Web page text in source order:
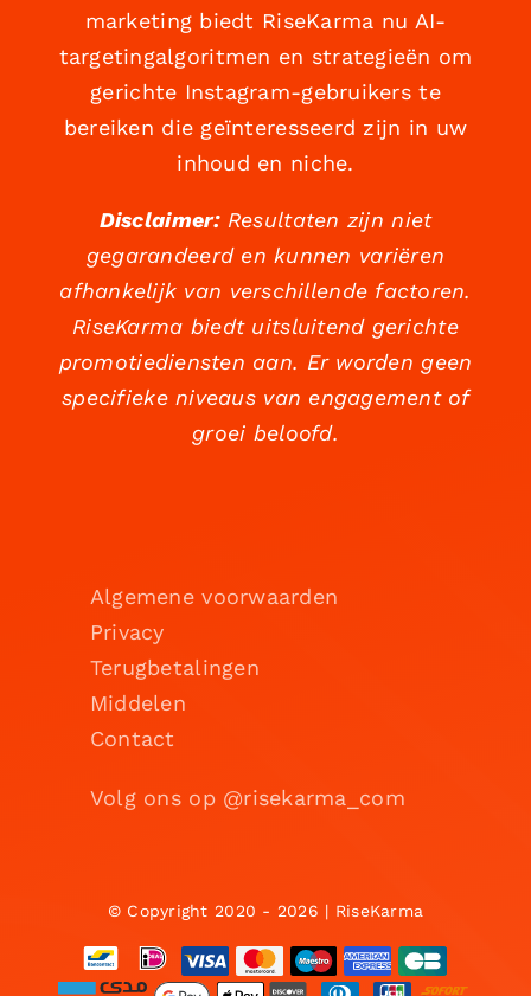
marketing biedt RiseKarma nu AI-
targetingalgoritmen en strategieën om
gerichte Instagram-gebruikers te
bereiken die geïnteresseerd zijn in uw
inhoud en niche.
Disclaimer:Resultaten zijn niet
gegarandeerd en kunnen variëren
afhankelijk van verschillende factoren.
RiseKarma biedt uitsluitend gerichte
promotiediensten aan. Er worden geen
specifieke niveaus van engagement of
groei beloofd.
Algemene voorwaarden
Privacy
Terugbetalingen
Middelen
Contact
Volg ons op @risekarma_com
© Copyright 2020 - 2026 | RiseKarma